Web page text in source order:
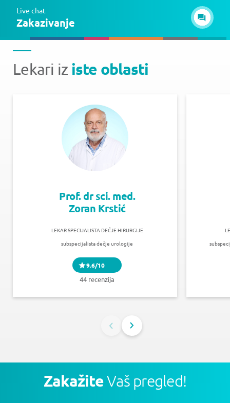
Live chat
Zakazivanje
Lekari iz iste oblasti
Prof. dr sci. med.
Zoran Krstić
LEKAR SPECIJALISTA DEČJE HIRURGIJE
subspecijalista dečje urologije
9.6/10
44 recenzija
ZakažiteVaš pregled!